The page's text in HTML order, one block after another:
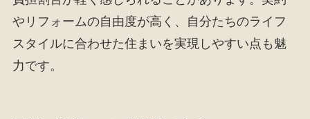
やリフォームの自由度が高く、自分たちのライフ
スタイルに合わせた住まいを実現しやすい点も魅
力です。